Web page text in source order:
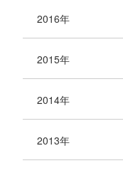
2016年
2015年
2014年
2013年